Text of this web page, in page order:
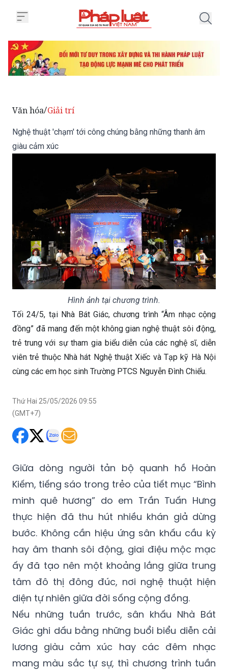
Văn hóa/Giải trí
Nghệ thuật 'chạm' tới công chúng bằng những thanh âm
giàu cảm xúc
Hình ảnh tại chương trình.
Tối 24/5, tại Nhà Bát Giác, chương trình “Âm nhạc cộng
đồng” đã mang đến một không gian nghệ thuật sôi động,
trẻ trung với sự tham gia biểu diễn của các nghệ sĩ, diễn
viên trẻ thuộc Nhà hát Nghệ thuật Xiếc và Tạp kỹ Hà Nội
cùng các em học sinh Trường PTCS Nguyễn Đình Chiểu.
Thứ Hai 25/05/2026 09:55
(GMT+7)
Giữa dòng người tản bộ quanh hồ Hoàn
Kiếm, tiếng sáo trong trẻo của tiết mục “Bình
minh quê hương” do em Trần Tuấn Hưng
thực hiện đã thu hút nhiều khán giả dừng
bước. Không cần hiệu ứng sân khấu cầu kỳ
hay âm thanh sôi động, giai điệu mộc mạc
ấy đã tạo nên một khoảng lắng giữa trung
tâm đô thị đông đúc, nơi nghệ thuật hiện
diện tự nhiên giữa đời sống cộng đồng.
Nếu những tuần trước, sân khấu Nhà Bát
Giác ghi dấu bằng những buổi biểu diễn cải
lương giàu cảm xúc hay các đêm nhạc
mang màu sắc tự sự, thì chương trình tuần